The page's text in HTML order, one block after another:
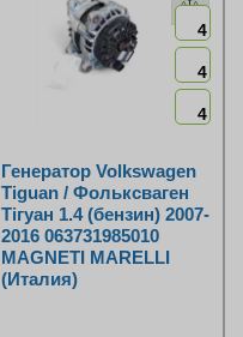
4
4
4
Генератор Volkswagen
Tiguan / Фольксваген
Тігуан 1.4 (бензин) 2007-
2016 063731985010
MAGNETI MARELLI
(Италия)